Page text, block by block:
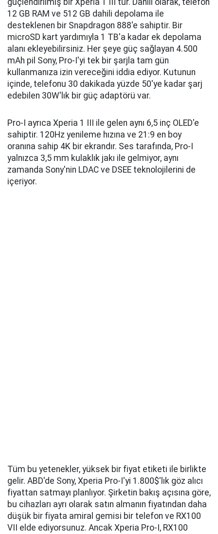
güçlendirilmiş bir Xperia 1 III'tür. Dahili olarak, telefon
12 GB RAM ve 512 GB dahili depolama ile
desteklenen bir Snapdragon 888'e sahiptir. Bir
microSD kart yardımıyla 1 TB'a kadar ek depolama
alanı ekleyebilirsiniz. Her şeye güç sağlayan 4.500
mAh pil Sony, Pro-I'yi tek bir şarjla tam gün
kullanmanıza izin vereceğini iddia ediyor. Kutunun
içinde, telefonu 30 dakikada yüzde 50'ye kadar şarj
edebilen 30W'lık bir güç adaptörü var.
Pro-I ayrıca Xperia 1 III ile gelen aynı 6,5 inç OLED'e
sahiptir. 120Hz yenileme hızına ve 21:9 en boy
oranına sahip 4K bir ekrandır. Ses tarafında, Pro-I
yalnızca 3,5 mm kulaklık jakı ile gelmiyor, aynı
zamanda Sony'nin LDAC ve DSEE teknolojilerini de
içeriyor.
Tüm bu yetenekler, yüksek bir fiyat etiketi ile birlikte
gelir. ABD'de Sony, Xperia Pro-I'yi 1.800$'lık göz alıcı
fiyattan satmayı planlıyor. Şirketin bakış açısına göre,
bu cihazları ayrı olarak satın almanın fiyatından daha
düşük bir fiyata amiral gemisi bir telefon ve RX100
VII elde ediyorsunuz. Ancak Xperia Pro-I, RX100